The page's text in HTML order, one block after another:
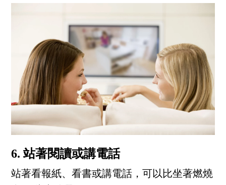
6. 站著閱讀或講電話
站著看報紙、看書或講電話，可以比坐著燃燒